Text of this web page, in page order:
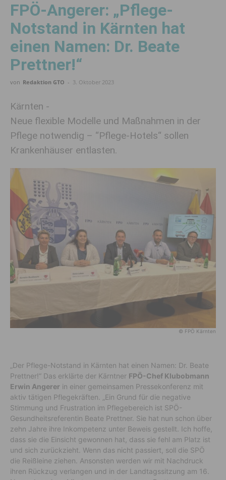
FPÖ-Angerer: „Pflege-
Notstand in Kärnten hat
einen Namen: Dr. Beate
Prettner!“
von Redaktion GTO - 3. Oktober 2023
Kärnten -
Neue flexible Modelle und Maßnahmen in der
Pflege notwendig – “Pflege-Hotels“ sollen
Krankenhäuser entlasten.
© FPÖ Kärnten
„Der Pflege-Notstand in Kärnten hat einen Namen: Dr. Beate
Prettner!“ Das erklärte der Kärntner FPÖ-Chef Klubobmann
Erwin Angerer in einer gemeinsamen Pressekonferenz mit
aktiv tätigen Pflegekräften. „Ein Grund für die negative
Stimmung und Frustration im Pflegebereich ist SPÖ-
Gesundheitsreferentin Beate Prettner. Sie hat nun schon über
zehn Jahre ihre Inkompetenz unter Beweis gestellt. Ich hoffe,
dass sie die Einsicht gewonnen hat, dass sie fehl am Platz ist
und sich zurückzieht. Wenn das nicht passiert, soll die SPÖ
die Reißleine ziehen. Ansonsten werden wir mit Nachdruck
ihren Rückzug verlangen und in der Landtagssitzung am 16.